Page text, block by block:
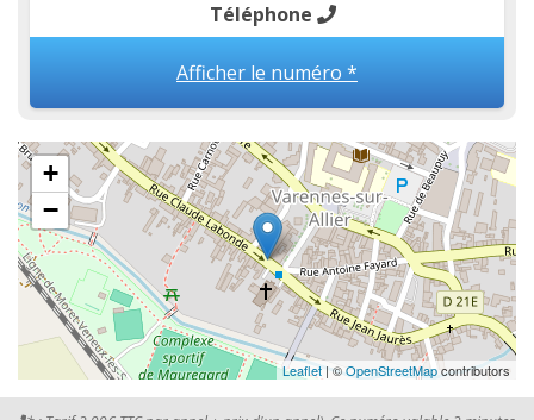
Téléphone
Afficher le numéro *
+
−
Leaflet | ©OpenStreetMapcontributors